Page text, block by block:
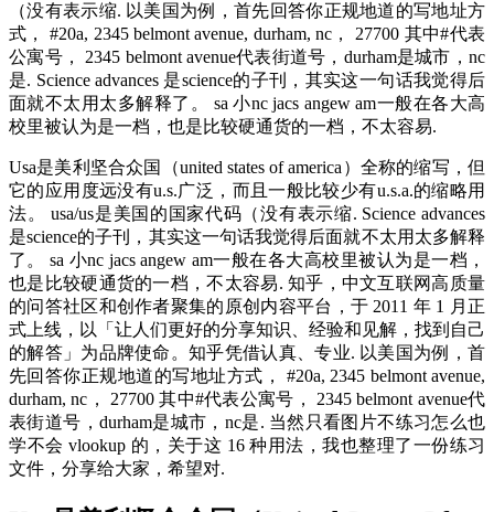
（没有表示缩. 以美国为例，首先回答你正规地道的写地址方
式， #20a, 2345 belmont avenue, durham, nc， 27700 其中#代表
公寓号， 2345 belmont avenue代表街道号，durham是城市，nc
是. Science advances 是science的子刊，其实这一句话我觉得后
面就不太用太多解释了。 sa 小nc jacs angew am一般在各大高
校里被认为是一档，也是比较硬通货的一档，不太容易.
Usa是美利坚合众国（united states of america）全称的缩写，但
它的应用度远没有u.s.广泛，而且一般比较少有u.s.a.的缩略用
法。 usa/us是美国的国家代码（没有表示缩. Science advances
是science的子刊，其实这一句话我觉得后面就不太用太多解释
了。 sa 小nc jacs angew am一般在各大高校里被认为是一档，
也是比较硬通货的一档，不太容易. 知乎，中文互联网高质量
的问答社区和创作者聚集的原创内容平台，于 2011 年 1 月正
式上线，以「让人们更好的分享知识、经验和见解，找到自己
的解答」为品牌使命。知乎凭借认真、专业. 以美国为例，首
先回答你正规地道的写地址方式， #20a, 2345 belmont avenue,
durham, nc， 27700 其中#代表公寓号， 2345 belmont avenue代
表街道号，durham是城市，nc是. 当然只看图片不练习怎么也
学不会 vlookup 的，关于这 16 种用法，我也整理了一份练习
文件，分享给大家，希望对.